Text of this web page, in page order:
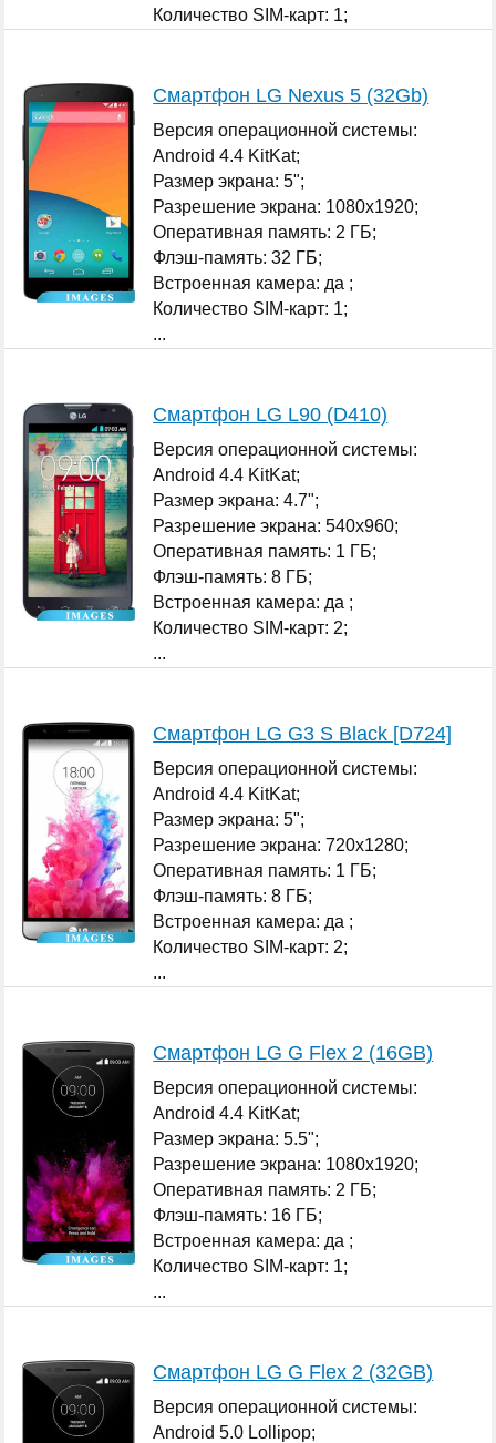
Количество SIM-карт: 1;
Смартфон LG Nexus 5 (32Gb)
Версия операционной системы:
Android 4.4 KitKat;
Размер экрана: 5";
Разрешение экрана: 1080x1920;
Оперативная память: 2 ГБ;
Флэш-память: 32 ГБ;
Встроенная камера: да ;
Количество SIM-карт: 1;
...
Смартфон LG L90 (D410)
Версия операционной системы:
Android 4.4 KitKat;
Размер экрана: 4.7";
Разрешение экрана: 540x960;
Оперативная память: 1 ГБ;
Флэш-память: 8 ГБ;
Встроенная камера: да ;
Количество SIM-карт: 2;
...
Смартфон LG G3 S Black [D724]
Версия операционной системы:
Android 4.4 KitKat;
Размер экрана: 5";
Разрешение экрана: 720x1280;
Оперативная память: 1 ГБ;
Флэш-память: 8 ГБ;
Встроенная камера: да ;
Количество SIM-карт: 2;
...
Смартфон LG G Flex 2 (16GB)
Версия операционной системы:
Android 4.4 KitKat;
Размер экрана: 5.5";
Разрешение экрана: 1080x1920;
Оперативная память: 2 ГБ;
Флэш-память: 16 ГБ;
Встроенная камера: да ;
Количество SIM-карт: 1;
...
Смартфон LG G Flex 2 (32GB)
Версия операционной системы:
Android 5.0 Lollipop;